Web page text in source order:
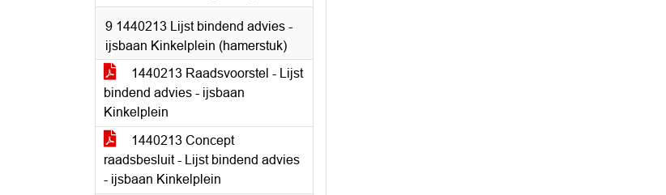
9 1440213 Lijst bindend advies -
ijsbaan Kinkelplein (hamerstuk)
1440213 Raadsvoorstel - Lijst
bindend advies - ijsbaan
Kinkelplein
1440213 Concept
raadsbesluit - Lijst bindend advies
- ijsbaan Kinkelplein